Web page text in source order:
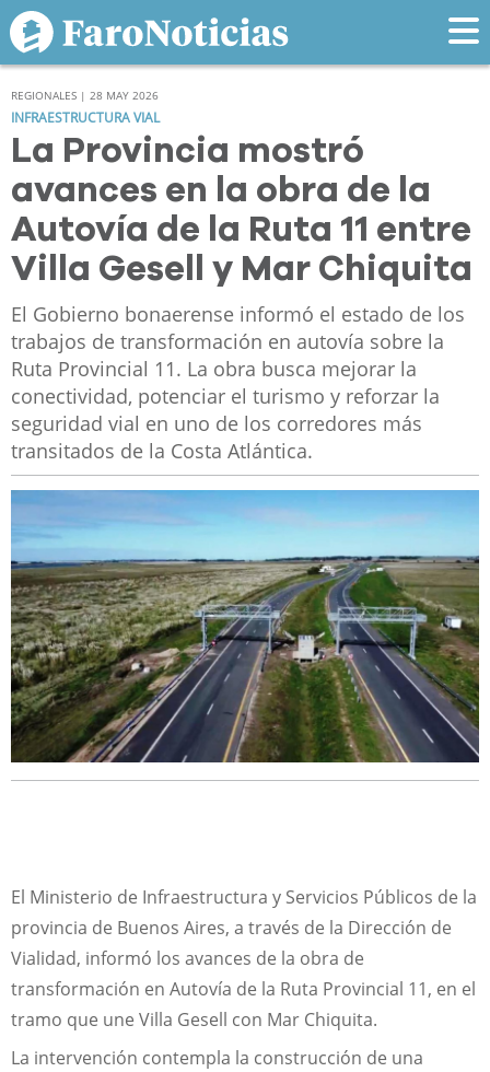
REGIONALES | 28 MAY 2026
INFRAESTRUCTURA VIAL
La Provincia mostró
avances en la obra de la
Autovía de la Ruta 11 entre
Villa Gesell y Mar Chiquita
El Gobierno bonaerense informó el estado de los
trabajos de transformación en autovía sobre la
Ruta Provincial 11. La obra busca mejorar la
conectividad, potenciar el turismo y reforzar la
seguridad vial en uno de los corredores más
transitados de la Costa Atlántica.
El Ministerio de Infraestructura y Servicios Públicos de la
provincia de Buenos Aires, a través de la Dirección de
Vialidad, informó los avances de la obra de
transformación en Autovía de la Ruta Provincial 11, en el
tramo que une Villa Gesell con Mar Chiquita.
La intervención contempla la construcción de una